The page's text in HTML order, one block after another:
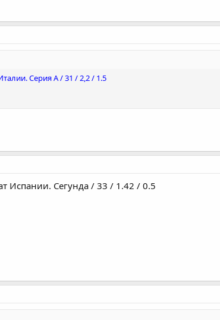
Серия А / 31 / 2,2 / 1.5
Испании. Сегунда / 33 / 1.42 / 0.5